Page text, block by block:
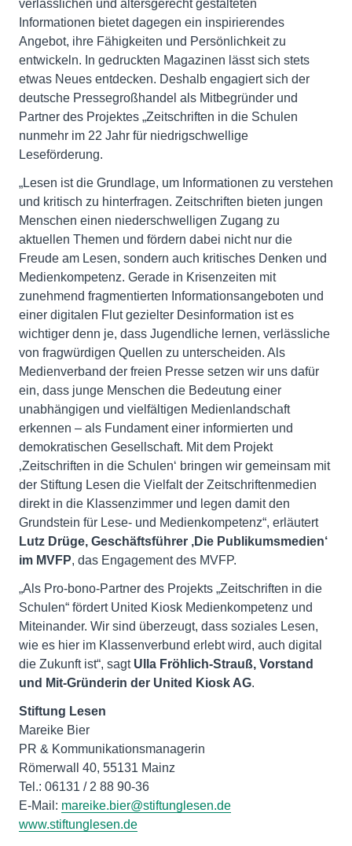
verlässlichen und altersgerecht gestalteten
Informationen bietet dagegen ein inspirierendes
Angebot, ihre Fähigkeiten und Persönlichkeit zu
entwickeln. In gedruckten Magazinen lässt sich stets
etwas Neues entdecken. Deshalb engagiert sich der
deutsche Pressegroßhandel als Mitbegründer und
Partner des Projektes „Zeitschriften in die Schulen
nunmehr im 22 Jahr für niedrigschwellige
Leseförderung.
„Lesen ist die Grundlage, um Informationen zu verstehen
und kritisch zu hinterfragen. Zeitschriften bieten jungen
Menschen einen niederschwelligen Zugang zu
aktuellen Themen und fördern dabei nicht nur die
Freude am Lesen, sondern auch kritisches Denken und
Medienkompetenz. Gerade in Krisenzeiten mit
zunehmend fragmentierten Informationsangeboten und
einer digitalen Flut gezielter Desinformation ist es
wichtiger denn je, dass Jugendliche lernen, verlässliche
von fragwürdigen Quellen zu unterscheiden. Als
Medienverband der freien Presse setzen wir uns dafür
ein, dass junge Menschen die Bedeutung einer
unabhängigen und vielfältigen Medienlandschaft
erkennen – als Fundament einer informierten und
demokratischen Gesellschaft. Mit dem Projekt
‚Zeitschriften in die Schulen‘ bringen wir gemeinsam mit
der Stiftung Lesen die Vielfalt der Zeitschriftenmedien
direkt in die Klassenzimmer und legen damit den
Grundstein für Lese- und Medienkompetenz“, erläutert
Lutz Drüge, Geschäftsführer ‚Die Publikumsmedien‘
im MVFP, das Engagement des MVFP.
„Als Pro-bono-Partner des Projekts „Zeitschriften in die
Schulen“ fördert United Kiosk Medienkompetenz und
Miteinander. Wir sind überzeugt, dass soziales Lesen,
wie es hier im Klassenverbund erlebt wird, auch digital
die Zukunft ist“, sagt Ulla Fröhlich-Strauß, Vorstand
und Mit-Gründerin der United Kiosk AG.
Stiftung Lesen
Mareike Bier
PR & Kommunikationsmanagerin
Römerwall 40, 55131 Mainz
Tel.: 06131 / 2 88 90-36
E-Mail: mareike.bier@stiftunglesen.de
www.stiftunglesen.de